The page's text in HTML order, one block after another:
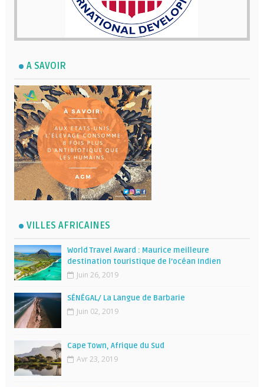
A SAVOIR
VILLES AFRICAINES
World Travel Award : Maurice meilleure
destination touristique de l’océan Indien
Juin 26, 2019
SÉNÉGAL/ La Langue de Barbarie
Juin 02, 2019
Cape Town, Afrique du Sud
Avr 23, 2019